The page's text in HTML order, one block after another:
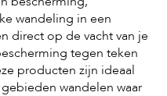
wandeling in een
direct op de vacht van je
tegen teken
producten zijn ideaal
wandelen waar